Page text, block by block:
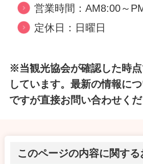
営業時間：AM8:00～
定休日：日曜日
※当観光協会が確認した時
しています。最新の情報に
ですが直接お問い合わせくだ
このページの内容に関す